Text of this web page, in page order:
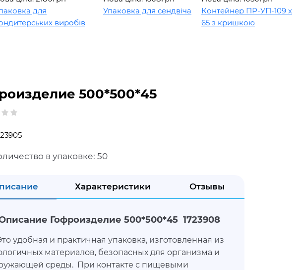
для
виробів
Упаковка для сендвіча
Контейнер ПР-УП-109 х
65 з кришкою
500*500*45
в упаковке: 50
Характеристики Отзывы
Гофроизделие 500*500*45 1723908
удобная и практичная упаковка, изготовленная из
материалов, безопасных для организма и
среды. При контакте с пищевыми